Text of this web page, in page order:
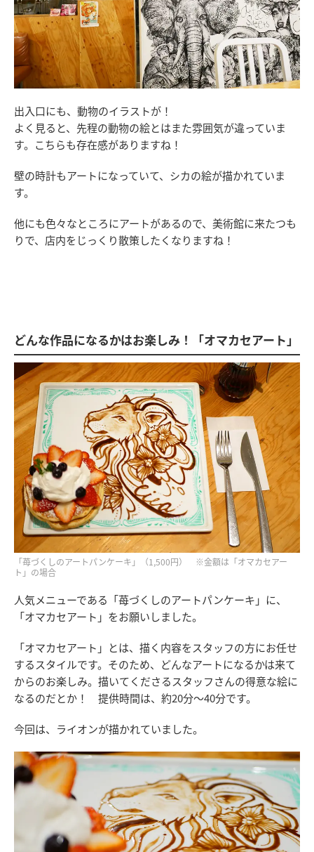
出入口にも、動物のイラストが！
よく見ると、先程の動物の絵とはまた雰囲気が違っていま
す。こちらも存在感がありますね！
壁の時計もアートになっていて、シカの絵が描かれていま
す。
他にも色々なところにアートがあるので、美術館に来たつも
りで、店内をじっくり散策したくなりますね！
どんな作品になるかはお楽しみ！「オマカセアート」
「苺づくしのアートパンケーキ」（1,500円） ※金額は「オマカセアー
ト」の場合
人気メニューである「苺づくしのアートパンケーキ」に、
「オマカセアート」をお願いしました。
「オマカセアート」とは、描く内容をスタッフの方にお任せ
するスタイルです。そのため、どんなアートになるかは来て
からのお楽しみ。描いてくださるスタッフさんの得意な絵に
なるのだとか！ 提供時間は、約20分～40分です。
今回は、ライオンが描かれていました。